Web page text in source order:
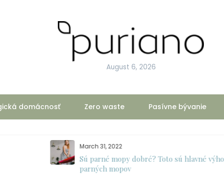
August 6, 2026
domácnosť Zero waste Pasívne bývanie
March 31, 2022
Sú parné mopy dobré? Toto sú hlavné výhody
parných mopov